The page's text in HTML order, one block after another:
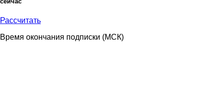
Рассчитать
Время окончания подписки (МСК)